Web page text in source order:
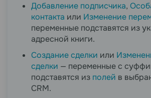
Добавление подписчика,
контакта или Изменение
переменные подставятся из
адресной книги.
Создание сделки или
сделки — переменные с
подставятся из полей в
CRM.